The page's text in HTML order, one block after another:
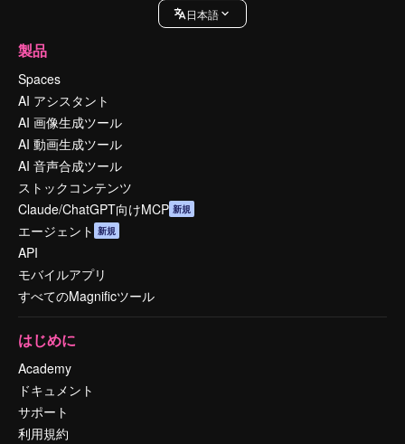
日本語
製品
Spaces
AI アシスタント
AI 画像生成ツール
AI 動画生成ツール
AI 音声合成ツール
ストックコンテンツ
Claude/ChatGPT向けMCP 新規
エージェント 新規
API
モバイルアプリ
すべてのMagnificツール
はじめに
Academy
ドキュメント
サポート
利用規約